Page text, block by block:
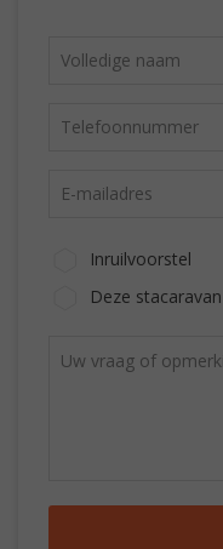
Inruilvoorstel
Deze stacaravan